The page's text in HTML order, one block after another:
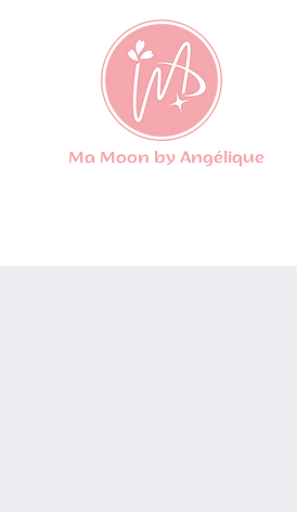
Ma Moon by Angélique